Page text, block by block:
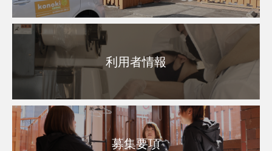
利用者情報
募集要項